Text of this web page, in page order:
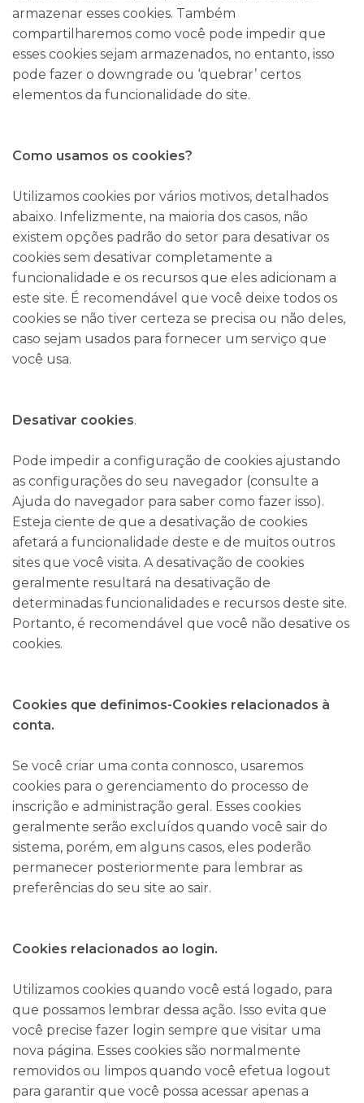
armazenar esses cookies. Também
compartilharemos como você pode impedir que
esses cookies sejam armazenados, no entanto, isso
pode fazer o downgrade ou ‘quebrar’ certos
elementos da funcionalidade do site.
Como usamos os cookies?
Utilizamos cookies por vários motivos, detalhados
abaixo. Infelizmente, na maioria dos casos, não
existem opções padrão do setor para desativar os
cookies sem desativar completamente a
funcionalidade e os recursos que eles adicionam a
este site. É recomendável que você deixe todos os
cookies se não tiver certeza se precisa ou não deles,
caso sejam usados para fornecer um serviço que
você usa.
Desativar cookies.
Pode impedir a configuração de cookies ajustando
as configurações do seu navegador (consulte a
Ajuda do navegador para saber como fazer isso).
Esteja ciente de que a desativação de cookies
afetará a funcionalidade deste e de muitos outros
sites que você visita. A desativação de cookies
geralmente resultará na desativação de
determinadas funcionalidades e recursos deste site.
Portanto, é recomendável que você não desative os
cookies.
Cookies que definimos-Cookies relacionados à
conta.
Se você criar uma conta connosco, usaremos
cookies para o gerenciamento do processo de
inscrição e administração geral. Esses cookies
geralmente serão excluídos quando você sair do
sistema, porém, em alguns casos, eles poderão
permanecer posteriormente para lembrar as
preferências do seu site ao sair.
Cookies relacionados ao login.
Utilizamos cookies quando você está logado, para
que possamos lembrar dessa ação. Isso evita que
você precise fazer login sempre que visitar uma
nova página. Esses cookies são normalmente
removidos ou limpos quando você efetua logout
para garantir que você possa acessar apenas a